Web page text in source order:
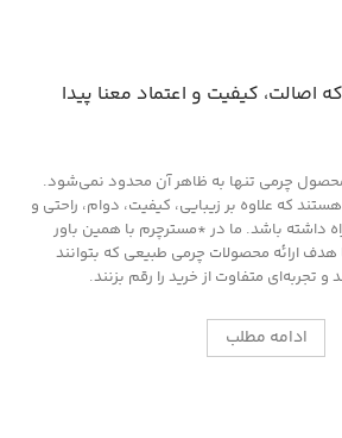
اصالت، کیفیت و اعتماد معنا پیدا
محصول چرمی تنها به ظاهر آن محدود نمی‌شود.
که علاوه بر زیبایی، کیفیت، دوام، راحتی و
داشته باشد. ما در *مسترچرم با همین باور
هدف ارائه محصولات چرمی طبیعی که بتوانند
تجربه‌ای متفاوت از خرید را رقم بزنند.
ادامه مطلب